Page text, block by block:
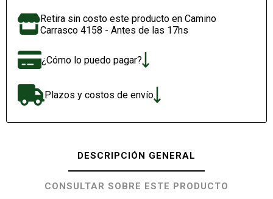
Retira sin costo este producto en Camino
Carrasco 4158 - Antes de las 17hs
¿Cómo lo puedo pagar?
Plazos y costos de envío
DESCRIPCIÓN GENERAL
CONSULTAR SOBRE ESTE PRODUCTO